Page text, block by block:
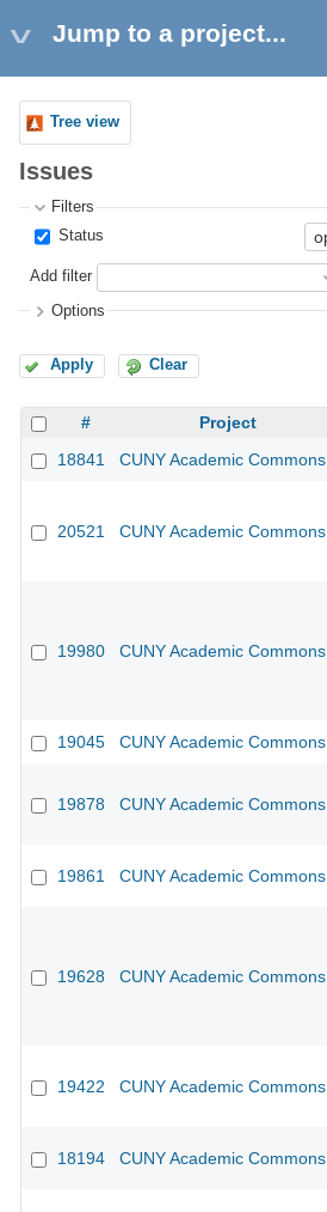
Jump to a project...
Tree view
Issues
Filters
Status
Add filter
Options
Apply Clear
# Project
18841
CUNY Academic Commons
20521 CUNY Academic Commons
19980 CUNY Academic Commons
19045 CUNY Academic Commons
19878 CUNY Academic Commons
19861 CUNY Academic Commons
19628 CUNY Academic Commons
19422 CUNY Academic Commons
18194 CUNY Academic Commons